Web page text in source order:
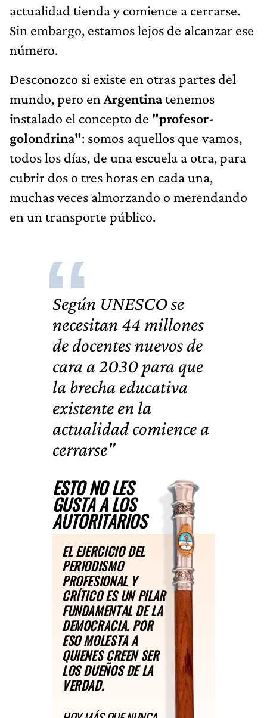
actualidad tienda y comience a cerrarse.
Sin embargo, estamos lejos de alcanzar ese
número.
Desconozco si existe en otras partes del
mundo, pero en Argentinatenemos
instalado el concepto de "profesor-
golondrina": somos aquellos que vamos,
todos los días, de una escuela a otra, para
cubrir dos o tres horas en cada una,
muchas veces almorzando o merendando
en un transporte público.
Según UNESCO se
necesitan 44 millones
de docentes nuevos de
cara a 2030 para que
la brecha educativa
existente en la
actualidad comience a
cerrarse"
ESTO NO LES
GUSTA A LOS
AUTORITARIOS
EL EJERCICIO DEL
PERIODISMO
PROFESIONAL Y
CRÍTICO ES UN PILAR
FUNDAMENTAL DE LA
DEMOCRACIA. POR
ESO MOLESTA A
QUIENES CREEN SER
LOS DUEÑOS DE LA
VERDAD.